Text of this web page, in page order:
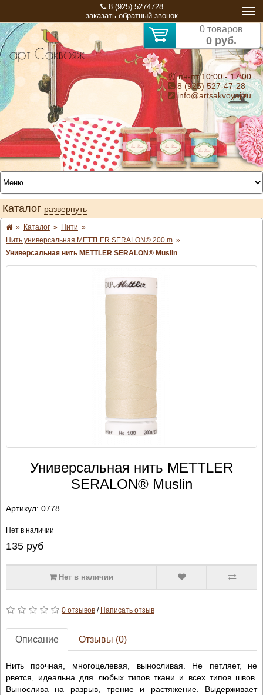
8 (925) 5274728
заказать обратный звонок
0 товаров
0 руб.
⏰ пн-пт 10:00 - 17:00
8 (925) 527-47-28
info@artsakvoyaj.ru
Каталог развернуть
» Каталог » Нити »
Нить универсальная METTLER SERALON® 200 m »
Универсальная нить METTLER SERALON® Muslin
Универсальная нить METTLER
SERALON® Muslin
Артикул: 0778
Нет в наличии
135руб
Нет в наличии
0 отзывов/ Написать отзыв
Описание Отзывы (0)
Нить прочная, многоцелевая, выносливая. Не петляет, не
рвется, идеальна для любых типов ткани и всех типов швов.
Вынослива на разрыв, трение и растяжение. Выдерживает